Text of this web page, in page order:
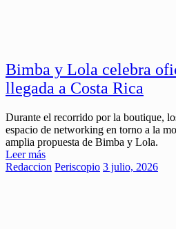
Bimba y Lola celebra
llegada a Costa Rica
Durante el recorrido por la boutique,
espacio de networking en torno a la
amplia propuesta de Bimba y Lola.
Leer más
Redaccion Periscopio 3 julio, 2026